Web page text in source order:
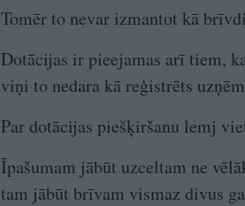
Tomēr to nevar izmantot kā
Dotācijas ir pieejamas arī tiem,
viņi to nedara kā reģistrēts
Par dotācijas piešķiršanu lemj
Īpašumam jābūt uzceltam ne
tam jābūt brīvam vismaz divus